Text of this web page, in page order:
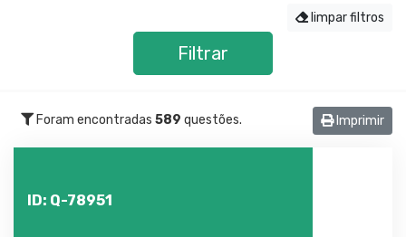
limpar filtros
Filtrar
Imprimir
Foram encontradas 589 questões.
ID: Q-78951